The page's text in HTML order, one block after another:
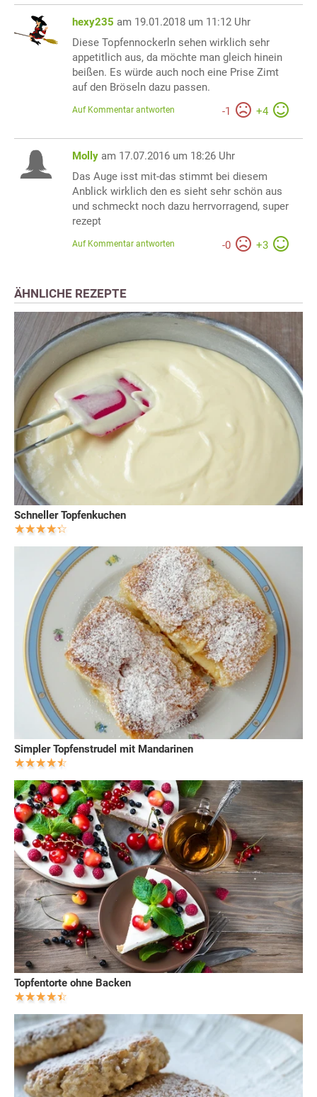
hexy235 am 19.01.2018 um 11:12 Uhr
Diese Topfennockerln sehen wirklich sehr
appetitlich aus, da möchte man gleich hinein
beißen. Es würde auch noch eine Prise Zimt
auf den Bröseln dazu passen.
-1 +4
Auf Kommentar antworten
Molly am 17.07.2016 um 18:26 Uhr
Das Auge isst mit-das stimmt bei diesem
Anblick wirklich den es sieht sehr schön aus
und schmeckt noch dazu herrvorragend, super
rezept
-0 +3
Auf Kommentar antworten
ÄHNLICHE REZEPTE
Schneller Topfenkuchen
Simpler Topfenstrudel mit Mandarinen
Topfentorte ohne Backen